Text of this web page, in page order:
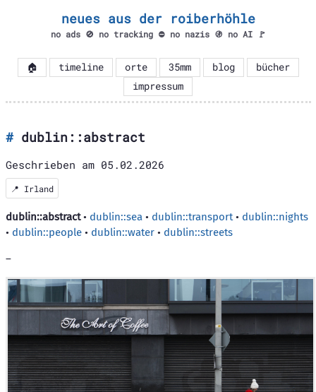
neues aus der roiberhöhle
no ads 🚫 no tracking ⛔ no nazis 🚯 no AI 🚩
🏠 timeline orte 35mm blog
bücher
impressum
dublin::abstract
Geschrieben am 05.02.2026
📍 Irland
dublin::abstract• dublin::sea• dublin::transport• dublin::nights
• dublin::people• dublin::water• dublin::streets
–